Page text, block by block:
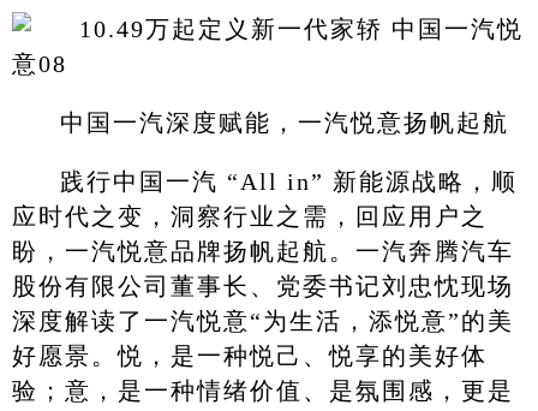
中国一汽深度赋能，一汽悦意扬帆起航
践行中国一汽 “All in” 新能源战略，顺
应时代之变，洞察行业之需，回应用户之
盼，一汽悦意品牌扬帆起航。一汽奔腾汽车
股份有限公司董事长、党委书记刘忠忱现场
深度解读了一汽悦意“为生活，添悦意”的美
好愿景。悦，是一种悦己、悦享的美好体
验；意，是一种情绪价值、是氛围感，更是